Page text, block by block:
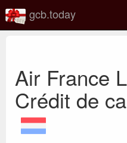
gcb.today
Air France
Crédit de